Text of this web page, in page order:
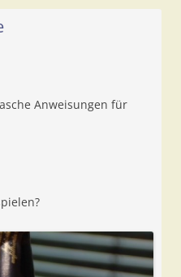
Anweisungen für